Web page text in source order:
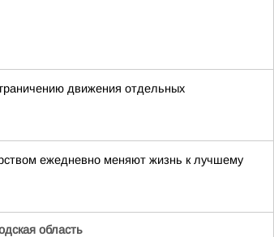
движения отдельных
ежедневно меняют жизнь к лучшему
область